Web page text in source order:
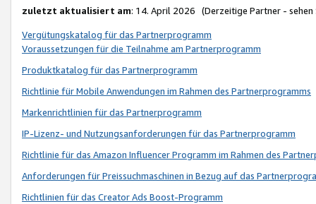
zuletzt aktualisiert am: 14. April 2026 (Derzeitige Partner - sehen
Vergütungskatalog für das Partnerprogramm
Voraussetzungen für die Teilnahme am Partnerprogramm
Produktkatalog für das Partnerprogramm
Richtlinie für Mobile Anwendungen im Rahmen des Partnerprogramms
Markenrichtlinien für das Partnerprogramm
IP-Lizenz- und Nutzungsanforderungen für das Partnerprogramm
Richtlinie für das Amazon Influencer Programm im Rahmen des
Anforderungen für Preissuchmaschinen in Bezug auf das
Richtlinien für das Creator Ads Boost-Programm